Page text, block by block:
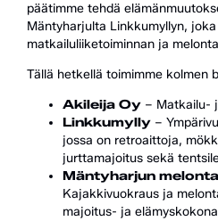
päätimme tehdä
Mäntyharjulta Linkkumyllyn,
matkailuliiketoiminnan ja
Tällä hetkellä toimimme kolmen
Akileija Oy – Matkailu-
Linkkumylly –
jossa on retroaittoja,
jurttamajoitus sekä
Mäntyharjun
Kajakkivuokraus ja
majoitus- ja